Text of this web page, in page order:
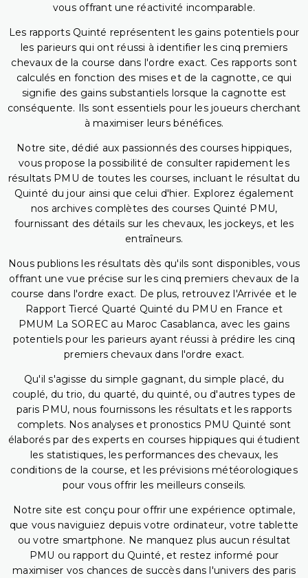
vous offrant une réactivité incomparable.
Les rapports Quinté représentent les gains potentiels pour
les parieurs qui ont réussi à identifier les cinq premiers
chevaux de la course dans l'ordre exact. Ces rapports sont
calculés en fonction des mises et de la cagnotte, ce qui
signifie des gains substantiels lorsque la cagnotte est
conséquente. Ils sont essentiels pour les joueurs cherchant
à maximiser leurs bénéfices.
Notre site, dédié aux passionnés des courses hippiques,
vous propose la possibilité de consulter rapidement les
résultats PMU de toutes les courses, incluant le résultat du
Quinté du jour ainsi que celui d'hier. Explorez également
nos archives complètes des courses Quinté PMU,
fournissant des détails sur les chevaux, les jockeys, et les
entraîneurs.
Nous publions les résultats dès qu'ils sont disponibles, vous
offrant une vue précise sur les cinq premiers chevaux de la
course dans l'ordre exact. De plus, retrouvez l'Arrivée et le
Rapport Tiercé Quarté Quinté du PMU en France et
PMUM La SOREC au Maroc Casablanca, avec les gains
potentiels pour les parieurs ayant réussi à prédire les cinq
premiers chevaux dans l'ordre exact.
Qu'il s'agisse du simple gagnant, du simple placé, du
couplé, du trio, du quarté, du quinté, ou d'autres types de
paris PMU, nous fournissons les résultats et les rapports
complets. Nos analyses et pronostics PMU Quinté sont
élaborés par des experts en courses hippiques qui étudient
les statistiques, les performances des chevaux, les
conditions de la course, et les prévisions météorologiques
pour vous offrir les meilleurs conseils.
Notre site est conçu pour offrir une expérience optimale,
que vous naviguiez depuis votre ordinateur, votre tablette
ou votre smartphone. Ne manquez plus aucun résultat
PMU ou rapport du Quinté, et restez informé pour
maximiser vos chances de succès dans l'univers des paris